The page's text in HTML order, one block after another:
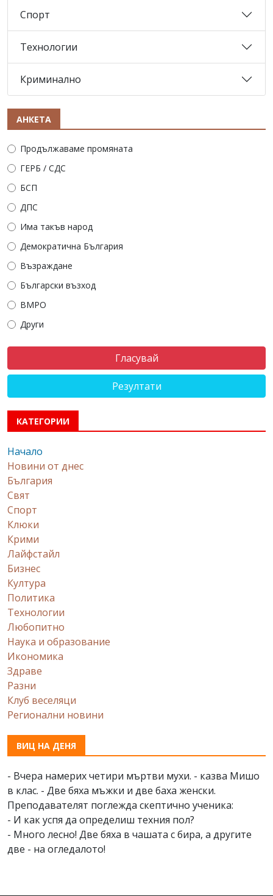
Спорт
Технологии
Криминално
АНКЕТА
Продължаваме промяната
ГЕРБ / СДС
БСП
ДПС
Има такъв народ
Демократична България
Възраждане
Български възход
ВМРО
Други
Резултати
КАТЕГОРИИ
Начало
Новини от днес
България
Свят
Спорт
Клюки
Крими
Лайфстайл
Бизнес
Култура
Политика
Технологии
Любопитно
Наука и образование
Икономика
Здраве
Разни
Клуб веселяци
Регионални новини
ВИЦ НА ДЕНЯ
- Вчера намерих четири мъртви мухи. - казва Мишо
в клас. - Две бяха мъжки и две баха женски.
Преподавателят поглежда скептично ученика:
- И как успя да определиш техния пол?
- Много лесно! Две бяха в чашата с бира, а другите
две - на огледалото!